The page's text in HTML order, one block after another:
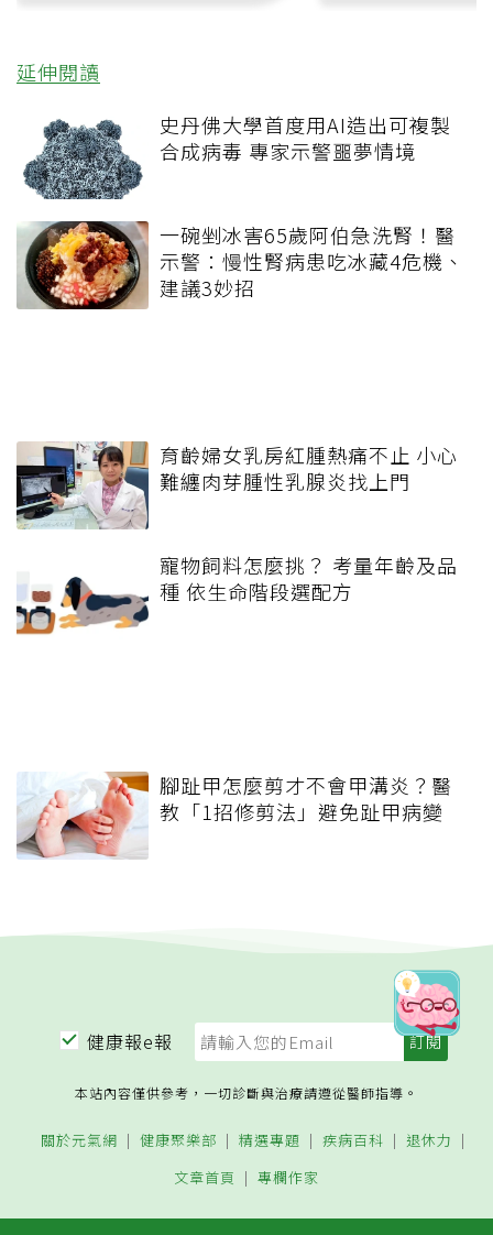
延伸閱讀
史丹佛大學首度用AI造出可複製
合成病毒 專家示警噩夢情境
一碗剉冰害65歲阿伯急洗腎！醫
示警：慢性腎病患吃冰藏4危機、
建議3妙招
育齡婦女乳房紅腫熱痛不止 小心
難纏肉芽腫性乳腺炎找上門
寵物飼料怎麼挑？ 考量年齡及品
種 依生命階段選配方
腳趾甲怎麼剪才不會甲溝炎？醫
教「1招修剪法」避免趾甲病變
健康報e報
本站內容僅供參考，一切診斷與治療請遵從醫師指導。
關於元氣網 健康聚樂部 精選專題 疾病百科
退休力
文章首頁
專欄作家